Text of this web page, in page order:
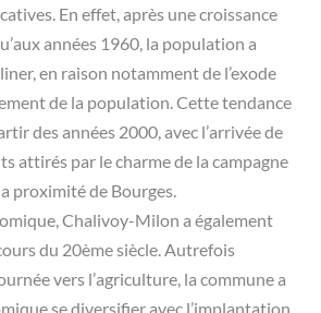
En effet, après une croissance
années 1960, la population a
en raison notamment de l’exode
de la population. Cette tendance
des années 2000, avec l’arrivée de
attirés par le charme de la campagne
proximité de Bourges.
Chalivoy-Milon a également
du 20ème siècle. Autrefois
vers l’agriculture, la commune a